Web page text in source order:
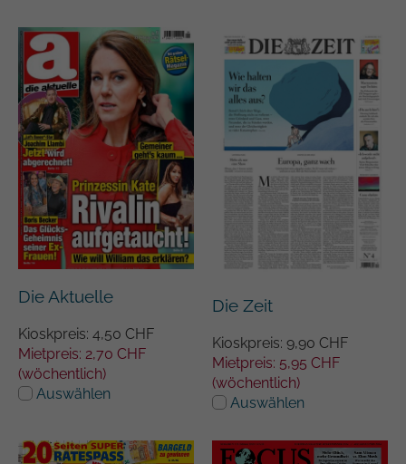
Die Aktuelle
Kioskpreis: 4,50 CHF
Mietpreis: 2,70 CHF
(wöchentlich)
Auswählen
Die Zeit
Kioskpreis: 9,90 CHF
Mietpreis: 5,95 CHF
(wöchentlich)
Auswählen